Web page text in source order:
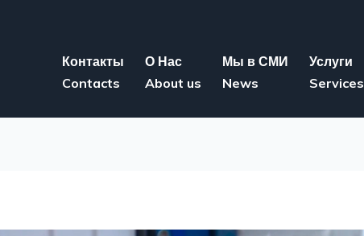
Контакты
Contacts
О Нас
About us
Мы в СМИ
News
Услуги
Services